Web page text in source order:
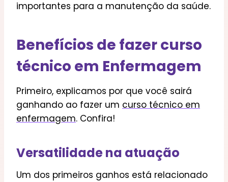
importantes para a manutenção da saúde.
Benefícios de fazer curso
técnico em Enfermagem
Primeiro, explicamos por que você sairá
ganhando ao fazer um curso técnico em
enfermagem. Confira!
Versatilidade na atuação
Um dos primeiros ganhos está relacionado